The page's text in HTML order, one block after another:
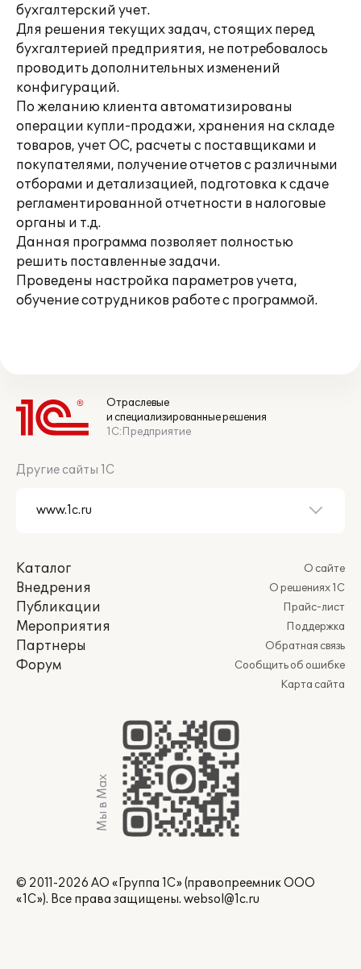
бухгалтерский учет.
Для решения текущих задач, стоящих перед
бухгалтерией предприятия, не потребовалось
проводить дополнительных изменений
конфигураций.
По желанию клиента автоматизированы
операции купли-продажи, хранения на складе
товаров, учет ОС, расчеты с поставщиками и
покупателями, получение отчетов с различными
отборами и детализацией, подготовка к сдаче
регламентированной отчетности в налоговые
органы и т.д.
Данная программа позволяет полностью
решить поставленные задачи.
Проведены настройка параметров учета,
обучение сотрудников работе с программой.
Отраслевые
и специализированные решения
1С:Предприятие
Другие сайты 1С
Каталог
Внедрения
Публикации
Мероприятия
Партнеры
Форум
О сайте
О решениях 1С
Прайс-лист
Поддержка
Обратная связь
Сообщить об ошибке
Карта сайта
Мы в Max
© 2011-2026 АО «Группа 1С» (правопреемник ООО
«1С»). Все права защищены. websol@1c.ru